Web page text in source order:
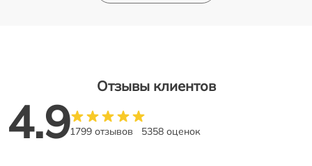
Отзывы клиентов
4.91799 отзывов 5358 оценок